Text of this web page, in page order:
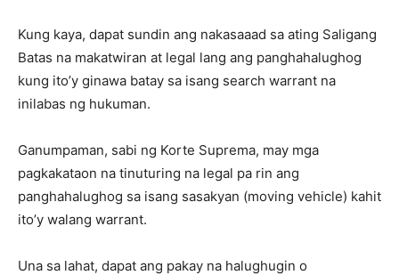
Kung kaya, dapat sundin ang nakasaaad sa ating Saligang
Batas na makatwiran at legal lang ang panghahalughog
kung ito’y ginawa batay sa isang search warrant na
inilabas ng hukuman.
Ganumpaman, sabi ng Korte Suprema, may mga
pagkakataon na tinuturing na legal pa rin ang
panghahalughog sa isang sasakyan (moving vehicle) kahit
ito’y walang warrant.
Una sa lahat, dapat ang pakay na halughugin o